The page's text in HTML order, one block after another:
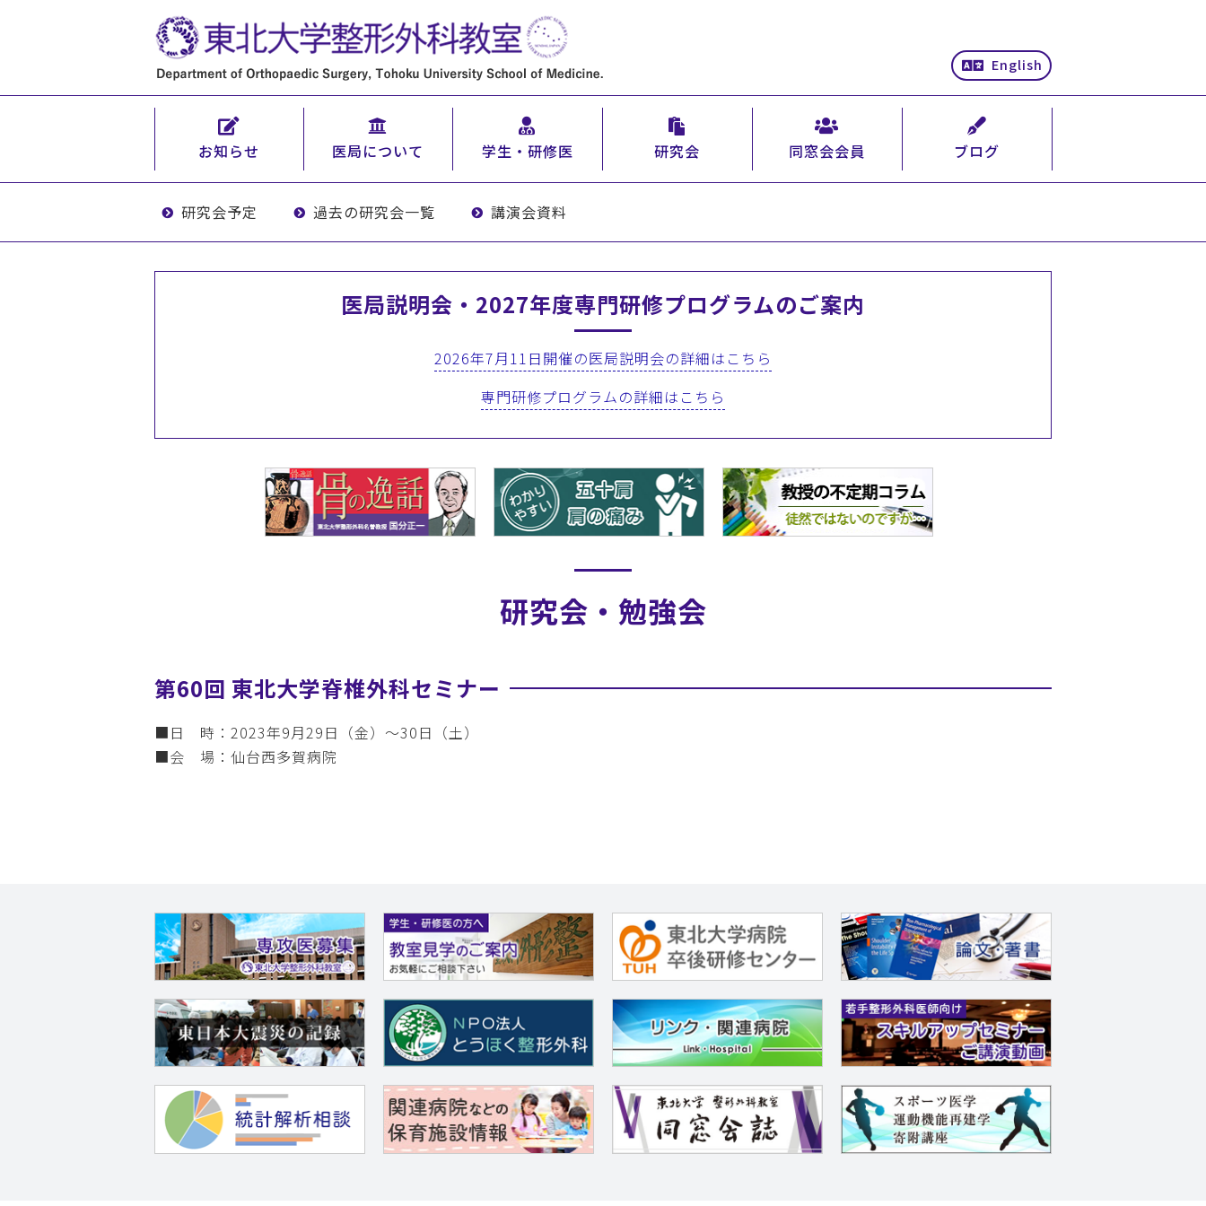
English
お知らせ 医局について 学生・研修医 研究会 同窓会会員 ブログ
研究会予定 過去の研究会一覧 講演会資料
医局説明会・2027年度専門研修プログラムのご案内
2026年7月11日開催の医局説明会の詳細はこちら
専門研修プログラムの詳細はこちら
研究会・勉強会
第60回 東北大学脊椎外科セミナー
■日 時：2023年9月29日（金）～30日（土）
■会 場：仙台西多賀病院